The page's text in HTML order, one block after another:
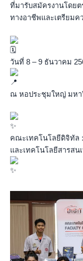
ที่มารับสมัครงานโดยต
ทางอาชีพและเตรียมค
วันที่ 8 – 9 ธันวาคม
ณ หอประชุมใหญ่ มหา
คณะเทคโนโลยีดิจิทัล
และเทคโนโลยีสารสน